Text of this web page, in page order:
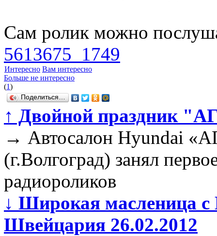
Сам ролик можно
5613675_1749
Интересно Вам интересно
Больше не интересно
(1)
Поделиться…
↑ Двойной праздник
→ Автосалон Hyundai
(г.Волгоград) занял
радиороликов
↓ Широкая масленица
Швейцария 26.02.2012